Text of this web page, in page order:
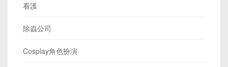
看護
除蟲公司
Cosplay角色扮演